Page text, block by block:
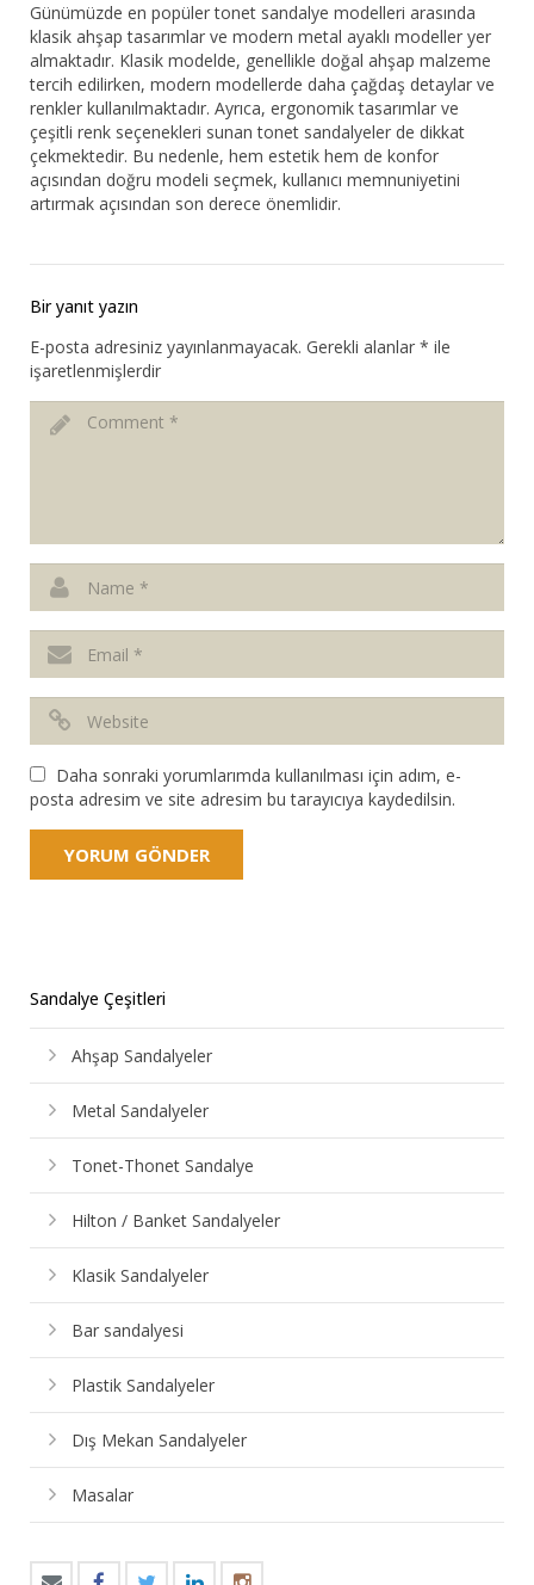
Günümüzde en popüler tonet sandalye modelleri arasında
klasik ahşap tasarımlar ve modern metal ayaklı modeller yer
almaktadır. Klasik modelde, genellikle doğal ahşap malzeme
tercih edilirken, modern modellerde daha çağdaş detaylar ve
renkler kullanılmaktadır. Ayrıca, ergonomik tasarımlar ve
çeşitli renk seçenekleri sunan tonet sandalyeler de dikkat
çekmektedir. Bu nedenle, hem estetik hem de konfor
açısından doğru modeli seçmek, kullanıcı memnuniyetini
artırmak açısından son derece önemlidir.
Bir yanıt yazın
E-posta adresiniz yayınlanmayacak. Gerekli alanlar * ile
işaretlenmişlerdir
Daha sonraki yorumlarımda kullanılması için adım, e-
posta adresim ve site adresim bu tarayıcıya kaydedilsin.
Sandalye Çeşitleri
Ahşap Sandalyeler
Metal Sandalyeler
Tonet-Thonet Sandalye
Hilton / Banket Sandalyeler
Klasik Sandalyeler
Bar sandalyesi
Plastik Sandalyeler
Dış Mekan Sandalyeler
Masalar